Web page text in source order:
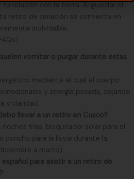
relación con la tierra. Al guardar el
retiro de sanación se convierta en
inolvidable.
suelen vomitar o purgar durante estas
mediante el cual el cuerpo
y energía pesada, dejando
y claridad.
llevar a un retiro en Cusco?
noches frías, bloqueador solar para el
poncho para la lluvia durante la
a marzo).
para asistir a un retiro de